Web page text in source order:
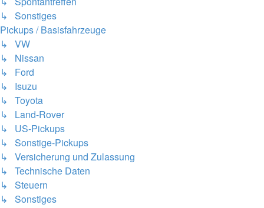
↳ Sonstiges
Pickups / Basisfahrzeuge
↳ VW
↳ Nissan
↳ Ford
↳ Isuzu
↳ Toyota
↳ Land-Rover
↳ US-Pickups
↳ Sonstige-Pickups
↳ Versicherung und Zulassung
↳ Technische Daten
↳ Steuern
↳ Sonstiges